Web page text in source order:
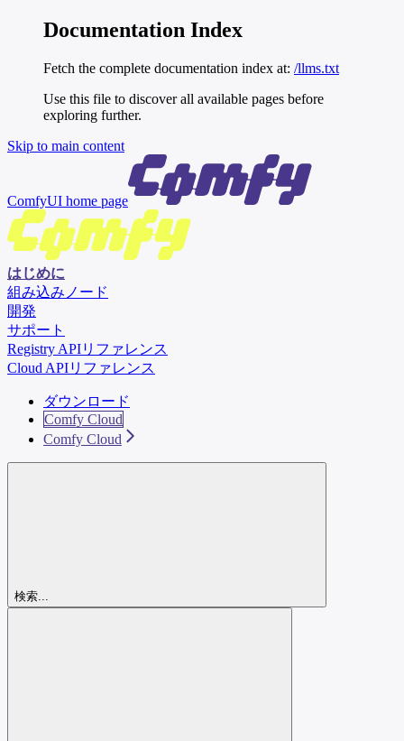
Documentation Index
Fetch the complete documentation index at: /llms.txt
Use this file to discover all available pages before
exploring further.
Skip to main content
ComfyUI home page
はじめに
組み込みノード
開発
サポート
Registry APIリファレンス
Cloud APIリファレンス
ダウンロード
Comfy Cloud
Comfy Cloud
検索...